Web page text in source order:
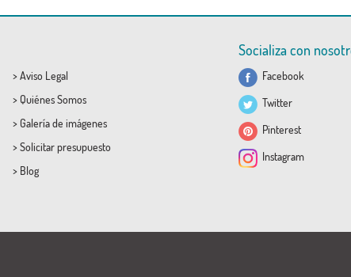
> Aviso Legal
> Quiénes Somos
> Galería de imágenes
> Solicitar presupuesto
> Blog
Socializa con
Facebook
Twitter
Pinterest
Instagram